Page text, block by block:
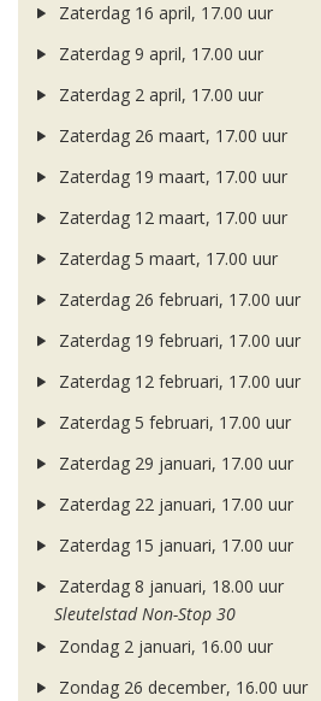
Zaterdag 16 april, 17.00 uur
Zaterdag 9 april, 17.00 uur
Zaterdag 2 april, 17.00 uur
Zaterdag 26 maart, 17.00 uur
Zaterdag 19 maart, 17.00 uur
Zaterdag 12 maart, 17.00 uur
Zaterdag 5 maart, 17.00 uur
Zaterdag 26 februari, 17.00 uur
Zaterdag 19 februari, 17.00 uur
Zaterdag 12 februari, 17.00 uur
Zaterdag 5 februari, 17.00 uur
Zaterdag 29 januari, 17.00 uur
Zaterdag 22 januari, 17.00 uur
Zaterdag 15 januari, 17.00 uur
Zaterdag 8 januari, 18.00 uur
Sleutelstad Non-Stop 30
Zondag 2 januari, 16.00 uur
Zondag 26 december, 16.00 uur